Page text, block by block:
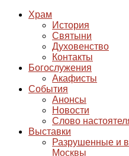
Храм
История
Святыни
Духовенство
Контакты
Богослужения
Акафисты
События
Анонсы
Новости
Слово
Выставки
Разрушенные и
Москвы